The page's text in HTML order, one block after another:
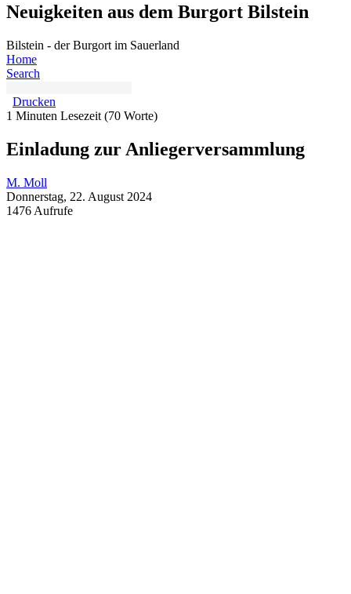
Neuigkeiten aus dem Burgort Bilstein
Bilstein - der Burgort im Sauerland
Home
Search
Drucken
1 Minuten Lesezeit (70 Worte)
Einladung zur Anliegerversammlung
M. Moll
Donnerstag, 22. August 2024
1476 Aufrufe